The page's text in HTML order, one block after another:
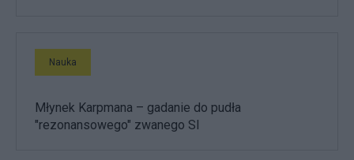
Nauka
Młynek Karpmana – gadanie do pudła
"rezonansowego" zwanego SI